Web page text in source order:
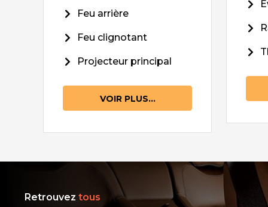
Feu arrière
Feu clignotant
Projecteur principal
VOIR PLUS...
Retrouvez tous